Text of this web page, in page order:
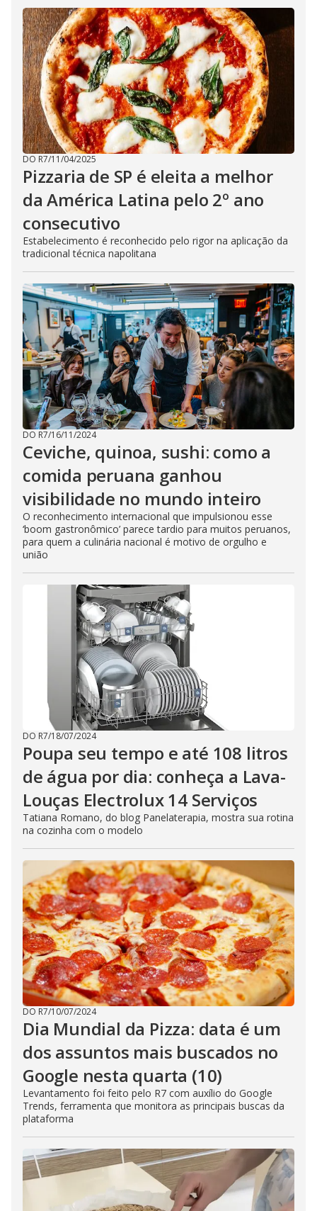
DO R7/11/04/2025
Pizzaria de SP é eleita a melhor
da América Latina pelo 2º ano
consecutivo
Estabelecimento é reconhecido pelo rigor na aplicação da
tradicional técnica napolitana
DO R7/16/11/2024
Ceviche, quinoa, sushi: como a
comida peruana ganhou
visibilidade no mundo inteiro
O reconhecimento internacional que impulsionou esse
‘boom gastronômico’ parece tardio para muitos peruanos,
para quem a culinária nacional é motivo de orgulho e
união
DO R7/18/07/2024
Poupa seu tempo e até 108 litros
de água por dia: conheça a Lava-
Louças Electrolux 14 Serviços
Tatiana Romano, do blog Panelaterapia, mostra sua rotina
na cozinha com o modelo
DO R7/10/07/2024
Dia Mundial da Pizza: data é um
dos assuntos mais buscados no
Google nesta quarta (10)
Levantamento foi feito pelo R7 com auxílio do Google
Trends, ferramenta que monitora as principais buscas da
plataforma